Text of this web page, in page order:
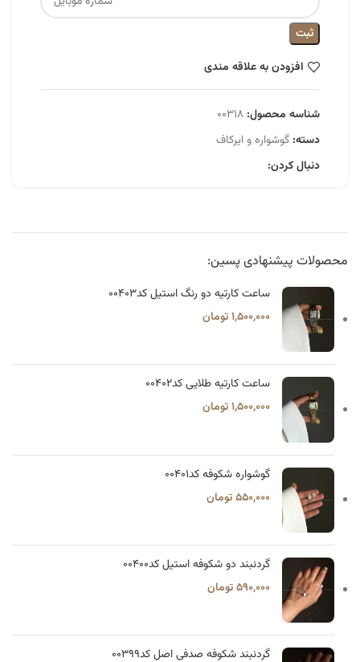
ثبت
افزودن به علاقه مندی
شناسه محصول: ۰۰۳۱۸
دسته: گوشواره و ایرکاف
دنبال کردن:
محصولات پیشنهادی پسین:
ساعت کارتیه دو رنگ استیل کد۰۰۴۰۳
۱,۵۰۰,۰۰۰تومان
ساعت کارتیه طلایی کد۰۰۴۰۲
۱,۵۰۰,۰۰۰تومان
گوشواره شکوفه کد۰۰۴۰۱
۵۵۰,۰۰۰تومان
گردنبند دو شکوفه استیل کد۰۰۴۰۰
۵۹۰,۰۰۰تومان
گردنبند شکوفه صدفی اصل کد۰۰۳۹۹